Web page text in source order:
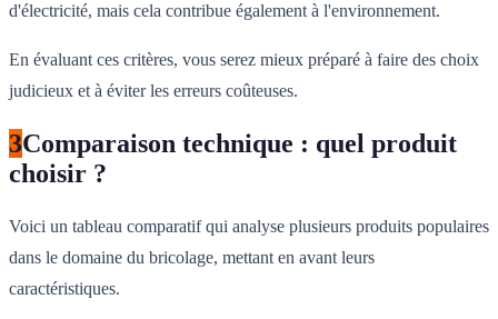
d'électricité, mais cela contribue également à l'environnement.
En évaluant ces critères, vous serez mieux préparé à faire des choix
judicieux et à éviter les erreurs coûteuses.
3Comparaison technique : quel produit
choisir ?
Voici un tableau comparatif qui analyse plusieurs produits populaires
dans le domaine du bricolage, mettant en avant leurs
caractéristiques.